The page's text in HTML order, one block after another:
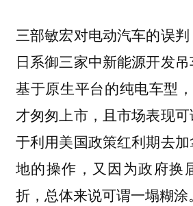
三部敏宏对电动汽车的误
日系御三家中新能源开发
基于原生平台的纯电车型
才匆匆上市，且市场表现
于利用美国政策红利期去
地的操作，又因为政府换
折，总体来说可谓一塌糊涂。